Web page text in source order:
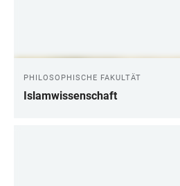
PHILOSOPHISCHE FAKULTÄT
Islamwissenschaft